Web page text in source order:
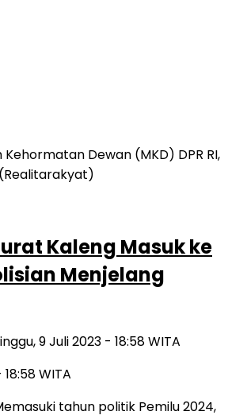
Kaleng Masuk ke
Menjelang
9 Juli 2023 - 18:58 WITA
WITA
tahun politik Pemilu 2024,